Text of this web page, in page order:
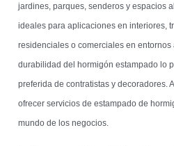
jardines, parques, senderos y espacios
ideales para aplicaciones en interiores,
residenciales o comerciales en entornos
durabilidad del hormigón estampado lo
preferida de contratistas y decoradores.
ofrecer servicios de estampado de
mundo de los negocios.